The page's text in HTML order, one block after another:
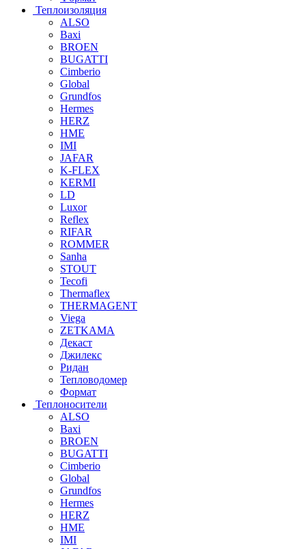
Теплоизоляция
ALSO
Baxi
BROEN
BUGATTI
Cimberio
Global
Grundfos
Hermes
HERZ
HME
IMI
JAFAR
K-FLEX
KERMI
LD
Luxor
Reflex
RIFAR
ROMMER
Sanha
STOUT
Tecofi
Thermaflex
THERMAGENT
Viega
ZETKAMA
Декаст
Джилекс
Ридан
Тепловодомер
Формат
Теплоносители
ALSO
Baxi
BROEN
BUGATTI
Cimberio
Global
Grundfos
Hermes
HERZ
HME
IMI